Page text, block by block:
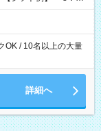
OK / 10名以上の大量
詳細へ